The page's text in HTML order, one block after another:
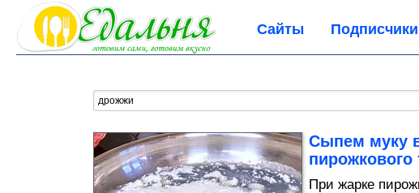
Сайты Подписчики
Сыпем муку
пирожкового
При жарке